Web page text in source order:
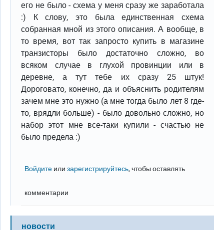
его не было - схема у меня сразу же заработала
:) К слову, это была единственная схема
собранная мной из этого описания. А вообще, в
то время, вот так запросто купить в магазине
транзисторы было достаточно сложно, во
всяком случае в глухой провинции или в
деревне, а тут тебе их сразу 25 штук!
Дороговато, конечно, да и объяснить родителям
зачем мне это нужно (а мне тогда было лет 8 где-
то, врядли больше) - было довольно сложно, но
набор этот мне все-таки купили - счастью не
было предела :)
Войдите илизарегистрируйтесь, чтобы оставлять
комментарии
новости